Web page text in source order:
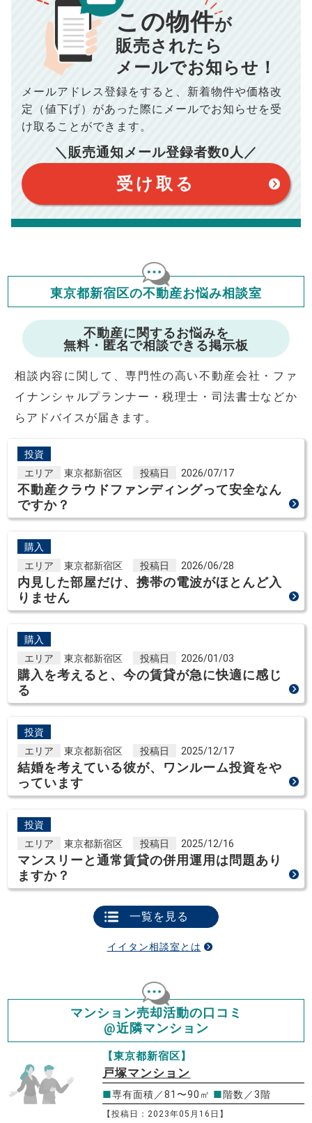
毎月の支払額 834
年間の支払額 10,005 円
総支払額 100,050 円
このシミュレーターは元利均等返済方式で試算しています。
このシミュレーターは、四捨五入にて計算しております。
このシミュレーターはお借り入れの全期間で金利が変わらない設
このシミュレーターでの結果は、お借り入れを保証するものでは
ありません。
このシミュレーターをご利用された方の、いかなる損害について
ますが、お借り入れの際に各金融機関にご相談ください。
会員マイページでは
修繕費・管理費の計算もできます
■仲介手数料／ 00万円
■売買契約書印紙／ 0
■抵当権抹消費用／0万円
※購入価格よりも売却価格が高い場合、譲渡所得税が発生する
場合がございます。詳しくは最寄りの税務署などにご確認く
※シミュレーター結果はあくまでも概算であり、手残り金額を
保証するものではございません。
※上記売却費用には、住所変更登記の費用、引っ越し費用、住
宅ローンの一括繰上返済の手数料等は含まれておりませんの
で予めご了承ください。
おります。（物件価格×3%＋6万円＋消費税）
この物件が
販売されたら
メールでお知らせ！
メールアドレス登録をすると、 新着物件や価格改
定（値下げ）があった際に メールでお知らせを受
け取ることができます。
＼販売通知メール登録者数0 人／
受け取る
東京都新宿区の不動産お悩み相談室
不動産に関するお悩みを
無料・匿名で相談できる掲示板
相談内容に関して、専門性の高い不動産会社・ファ
イナンシャルプランナー・税理士・司法書士などか
らアドバイスが届きます。
投資
エリア
東京都新宿区 投稿日 2026/07/17
不動産クラウドファンディングって安全なん
ですか？
購入
エリア
東京都新宿区 投稿日 2026/06/28
内見した部屋だけ、携帯の電波がほとんど入
りません
購入
エリア
東京都新宿区 投稿日 2026/01/03
購入を考えると、今の賃貸が急に快適に感じ
る
投資
エリア
東京都新宿区 投稿日 2025/12/17
結婚を考えている彼が、ワンルーム投資をや
っています
投資
エリア
東京都新宿区 投稿日 2025/12/16
マンスリーと通常賃貸の併用運用は問題あり
ますか？
一覧を見る
イイタン相談室とは
マンション売却活動の口コミ
@近隣マンション
【東京都新宿区】
戸塚マンション
■専有面積／81〜90㎡ ■階数／3階
【投稿日：2023年05月16日】